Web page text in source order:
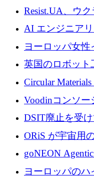
ッション製品イ
ームを拡大す
Resist.UA、ウ
衛技術を拡大す
基金を立ち上げ
AI エンジニア
ートアップ
らの支援を獲得
ヨーロッパ女
介します
英国のロボット
がシリーズ A 1
5,000 万ドルに
Circular
張に 1,180 万ユ
Voodinコンソ
製ブレード工場
ーロを確保
DSIT廃止を受
ORiS が宇宙用
フラの構築に
goNEON
ンフラ計画を加
ヨーロッパの